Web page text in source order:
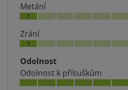
Metání
1
Zrání
1
Odolnost
Odolnost k přísuškům